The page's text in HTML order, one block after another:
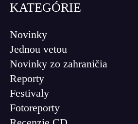
KATEGÓRIE
Novinky
Jednou vetou
Novinky zo zahraničia
Reporty
Festivaly
Fotoreporty